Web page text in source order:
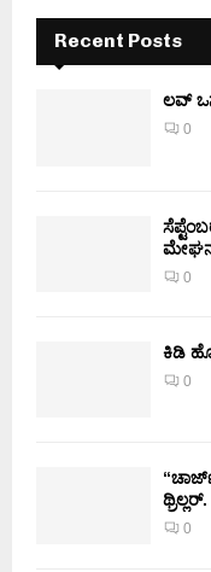
Recent Posts
ಲವ್
0
0
ಕಿಡಿ‌‌
0
ಥ್ರಿಲ್ಲರ್.
0